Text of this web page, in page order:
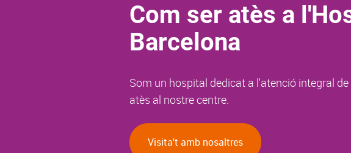
Com ser atès a
Barcelona
Som un hospital dedicat a l'atenció integral
atès al nostre centre.
Visita't amb nosaltres